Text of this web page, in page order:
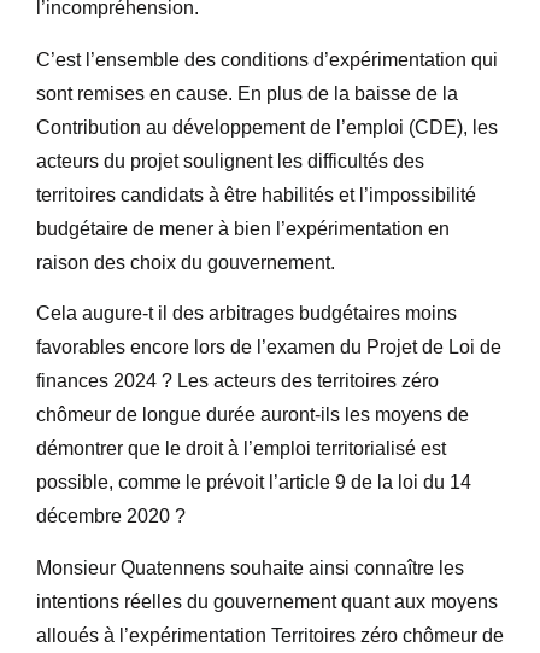
l’incompréhension.
C’est l’ensemble des conditions d’expérimentation qui
sont remises en cause. En plus de la baisse de la
Contribution au développement de l’emploi (CDE), les
acteurs du projet soulignent les difficultés des
territoires candidats à être habilités et l’impossibilité
budgétaire de mener à bien l’expérimentation en
raison des choix du gouvernement.
Cela augure-t il des arbitrages budgétaires moins
favorables encore lors de l’examen du Projet de Loi de
finances 2024 ? Les acteurs des territoires zéro
chômeur de longue durée auront-ils les moyens de
démontrer que le droit à l’emploi territorialisé est
possible, comme le prévoit l’article 9 de la loi du 14
décembre 2020 ?
Monsieur Quatennens souhaite ainsi connaître les
intentions réelles du gouvernement quant aux moyens
alloués à l’expérimentation Territoires zéro chômeur de